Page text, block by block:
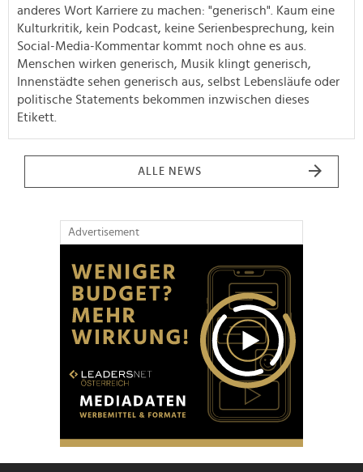
anderes Wort Karriere zu machen: "generisch". Kaum eine
Kulturkritik, kein Podcast, keine Serienbesprechung, kein
Social-Media-Kommentar kommt noch ohne es aus.
Menschen wirken generisch, Musik klingt generisch,
Innenstädte sehen generisch aus, selbst Lebensläufe oder
politische Statements bekommen inzwischen dieses
Etikett.
ALLE NEWS
Advertisement